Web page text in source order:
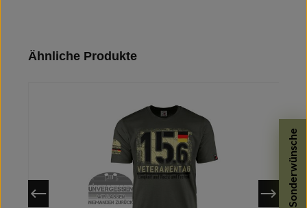
Sonderwünsche
Produktgalerie überspringen
Ähnliche Produkte